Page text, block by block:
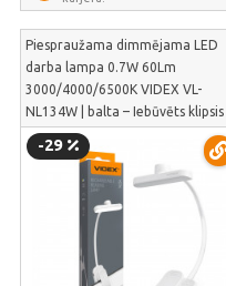
Piespraužama dimmējama LED
darba lampa 0.7W 60Lm
3000/4000/6500K VIDEX VL-
NL134W | balta – Iebūvēts klipsis
lampas drošai piestiprināšanai
pie grāmatas vāka | VL-NL134W
-29